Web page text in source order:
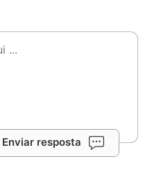
Enviar resposta